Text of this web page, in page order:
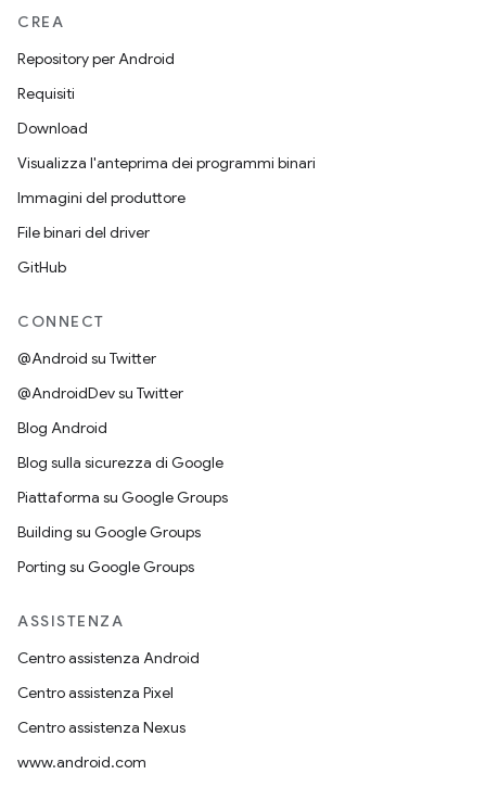
CREA
Repository per Android
Requisiti
Download
Visualizza l'anteprima dei programmi binari
Immagini del produttore
File binari del driver
GitHub
CONNECT
@Android su Twitter
@AndroidDev su Twitter
Blog Android
Blog sulla sicurezza di Google
Piattaforma su Google Groups
Building su Google Groups
Porting su Google Groups
ASSISTENZA
Centro assistenza Android
Centro assistenza Pixel
Centro assistenza Nexus
www.android.com